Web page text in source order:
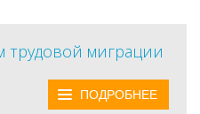
миграции
ПОДРОБНЕЕ